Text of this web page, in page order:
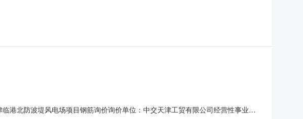
人为中交疏浚（武汉）环保
港北防波堤风电场项目钢筋询价询价单位：中交天津工贸有限公司经营性事业部